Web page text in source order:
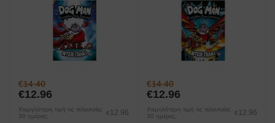
€14.40
€12.96
Χαμηλότερη τιμή τις τελευταίες
30 ημέρες:
€ 12.96
€14.40
€12.96
Χαμηλότερη τιμή τις τελευταίες
30 ημέρες:
€ 12.96